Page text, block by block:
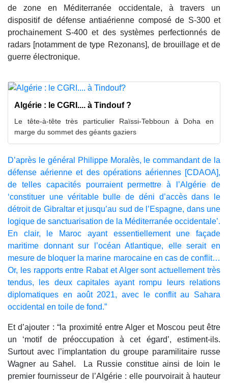
de zone en Méditerranée occidentale, à travers un
dispositif de défense antiaérienne composé de S-300 et
prochainement S-400 et des systèmes perfectionnés de
radars [notamment de type Rezonans], de brouillage et de
guerre électronique.
Algérie : le CGRI.... à Tindouf ?
Le tête-à-tête très particulier Raïssi-Tebboun à Doha en
marge du sommet des géants gaziers
D’après le général Philippe Moralès, le commandant de la
défense aérienne et des opérations aériennes [CDAOA],
de telles capacités pourraient permettre à l’Algérie de
‘constituer une véritable bulle de déni d’accès dans le
détroit de Gibraltar et jusqu’au sud de l’Espagne, dans une
logique de sanctuarisation de la Méditerranée occidentale’.
En clair, le Maroc ayant essentiellement une façade
maritime donnant sur l’océan Atlantique, elle serait en
mesure de bloquer la marine marocaine en cas de conflit…
Or, les rapports entre Rabat et Alger sont actuellement très
tendus, les deux capitales ayant rompu leurs relations
diplomatiques en août 2021, avec le conflit au Sahara
occidental en toile de fond.”
Et d’ajouter : “la proximité entre Alger et Moscou peut être
un ‘motif de préoccupation à cet égard’, estiment-ils.
Surtout avec l’implantation du groupe paramilitaire russe
Wagner au Sahel. La Russie constitue ainsi de loin le
premier fournisseur de l’Algérie : elle pourvoirait à hauteur